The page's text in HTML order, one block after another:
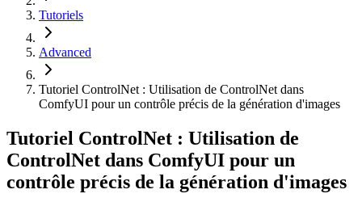
Tutoriels
Advanced
Tutoriel ControlNet : Utilisation de ControlNet dans
ComfyUI pour un contrôle précis de la génération d'images
Tutoriel ControlNet : Utilisation de
ControlNet dans ComfyUI pour un
contrôle précis de la génération d'images